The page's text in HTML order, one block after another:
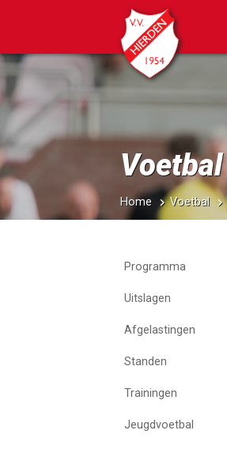
Voetbal
Home Voetbal
Programma
Uitslagen
Afgelastingen
Standen
Trainingen
Jeugdvoetbal